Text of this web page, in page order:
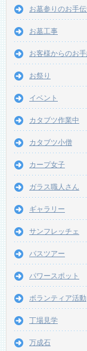
お墓参りのお手
お墓工事
お客様からのお
お祭り
イベント
カタブツ作業中
カタブツ小僧
カープ女子
ガラス職人さん
ギャラリー
サンフレッチェ
バスツアー
パワースポット
ボランティア活動
丁場見学
万成石